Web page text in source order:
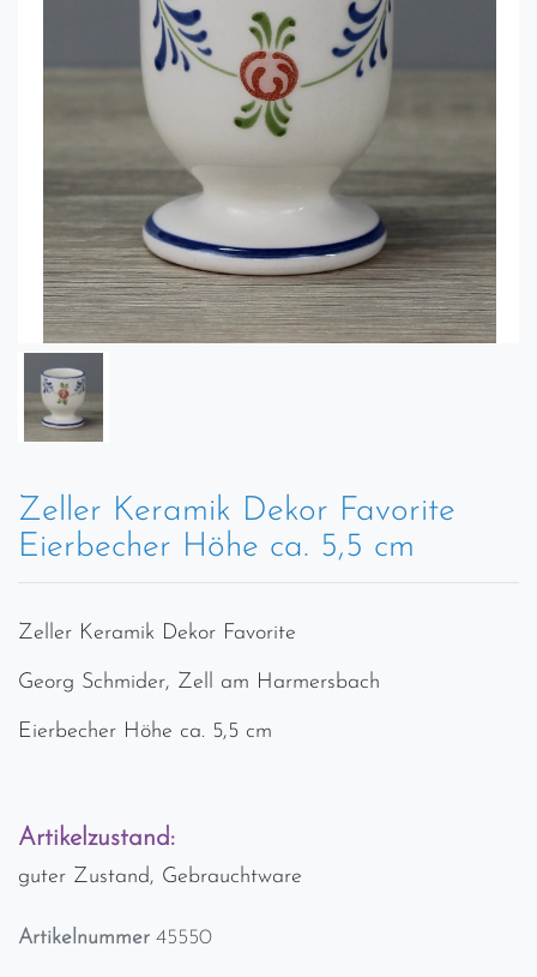
Zeller Keramik Dekor Favorite
Eierbecher Höhe ca. 5,5 cm
Zeller Keramik Dekor Favorite
Georg Schmider, Zell am Harmersbach
Eierbecher Höhe ca. 5,5 cm
Artikelzustand:
guter Zustand, Gebrauchtware
Artikelnummer 45550